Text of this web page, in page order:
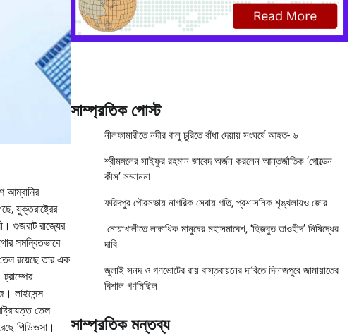
আম্বানির
যুক্তরাষ্ট্রের
গুজরাট রাজ্যের
সমন্বিতভাবে
রয়েছে তার এক
লাইসেন্স
তেল
পিডিভসা।
সাম্প্রতিক পোস্ট
নীলফামারীতে নদীর বালু চুরিতে বাঁধা দেয়ায় সংঘর্ষে আহত- ৬
শ্রীমঙ্গলের সাইফুর রহমান জাবেদ অর্জন করলেন আন্তর্জাতিক ‘গোল্ডেন
কীস’ সম্মাননা
ফরিদপুর পৌরসভায় নাগরিক সেবায় গতি, প্রশাসনিক শৃঙ্খলায়ও জোর
নোয়াখালীতে লক্ষাধিক মানুষের মহাসমাবেশ, ‘হিজবুত তাওহীদ’ নিষিদ্ধের
দাবি
জুলাই সনদ ও গণভোটের রায় বাস্তবায়নের দাবিতে দিনাজপুরে জামায়াতের
বিশাল গণমিছিল
সাম্প্রতিক মন্তব্য